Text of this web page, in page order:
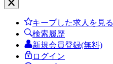
キープした求人を見る
検索履歴
新規会員登録(無料)
ログイン